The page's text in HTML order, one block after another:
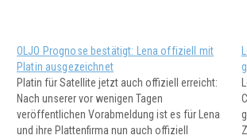
OLJO Prognose bestätigt: Lena offiziell mit
Platin ausgezeichnet
Platin für Satellite jetzt auch offiziell erreicht:
Nach unserer vor wenigen Tagen
veröffentlichen Vorabmeldung ist es für Lena
und ihre Plattenfirma nun auch offiziell